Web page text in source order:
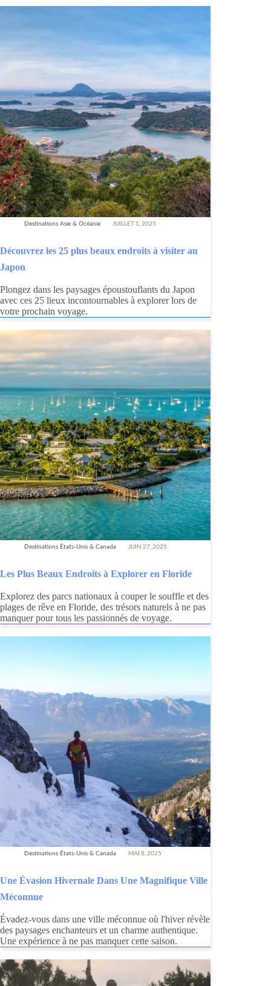
Destinations Asie & Océanie JUILLET 1, 2025
Découvrez les 25 plus beaux endroits à visiter au
Japon
Plongez dans les paysages époustouflants du Japon
avec ces 25 lieux incontournables à explorer lors de
votre prochain voyage.
Destinations États-Unis & Canada JUIN 27, 2025
Les Plus Beaux Endroits à Explorer en Floride
Explorez des parcs nationaux à couper le souffle et des
plages de rêve en Floride, des trésors naturels à ne pas
manquer pour tous les passionnés de voyage.
Destinations États-Unis & Canada MAI 8, 2025
Une Évasion Hivernale Dans Une Magnifique Ville
Méconnue
Évadez-vous dans une ville méconnue où l'hiver révèle
des paysages enchanteurs et un charme authentique.
Une expérience à ne pas manquer cette saison.